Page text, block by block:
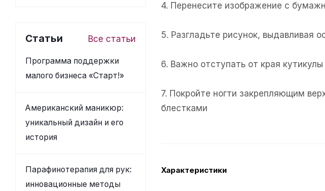
4. Перенесите изображение с
5. Разгладьте рисунок, выдавливая
6. Важно отступать от края
7. Покройте ногти закрепляющим
блестками
Характеристики
Статьи Все статьи
Программа поддержки
малого бизнеса «Старт!»
Американский маникюр:
уникальный дизайн и его
история
Парафинотерапия для рук:
инновационные методы